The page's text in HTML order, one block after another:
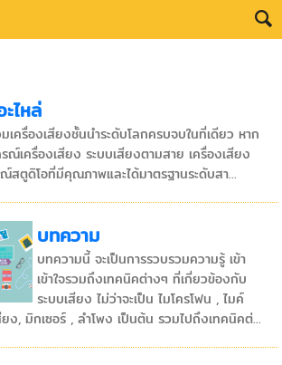
ไหล่
เครื่องเสียงชั้นนำระดับโลกครบจบในที่เดียว หาก
เครื่องเสียง ระบบเสียงตามสาย เครื่องเสียง
ตูดิโอที่มีคุณภาพและได้มาตรฐานระดับสา...
บทความ
บทความนี้ จะเป็นการรวบรวมความรู้ เข้า
เข้าใจรวมถึงเทคนิคต่างๆ ที่เกี่ยวข้องกับ
ระบบเสียง ไม่ว่าจะเป็น ไมโครโฟน , ไมค์
ง, มิกเซอร์ , ลำโพง เป็นต้น รวมไปถึงเทคนิคต่...